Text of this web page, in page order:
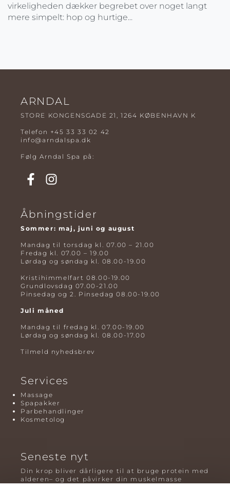
virkeligheden dækker begrebet over noget langt
mere simpelt: hop og hurtige...
ARNDAL
STORE KONGENSGADE 21, 1264 KØBENHAVN K
Telefon +45 33 33 02 42
info@arndalspa.dk
Følg Arndal Spa på:
Åbningstider
Sommer: maj, juni og august
Mandag til torsdag kl. 07.00 – 21.00
Fredag kl. 07.00 – 19.00
Lørdag og søndag kl. 08.00-19.00
Kristihimmelfart 08.00-19.00
Grundlovsdag 07.00-21.00
Pinsedag og 2. Pinsedag 08.00-19.00
Juli måned
Mandag til fredag kl. 07.00-19.00
Lørdag og søndag kl. 08.00-17.00
Tilmeld nyhedsbrev
Services
Massage
Spapakker
Parbehandlinger
Kosmetolog
Seneste nyt
Din krop bliver dårligere til at bruge protein med
alderen– og det påvirker din muskelmasse